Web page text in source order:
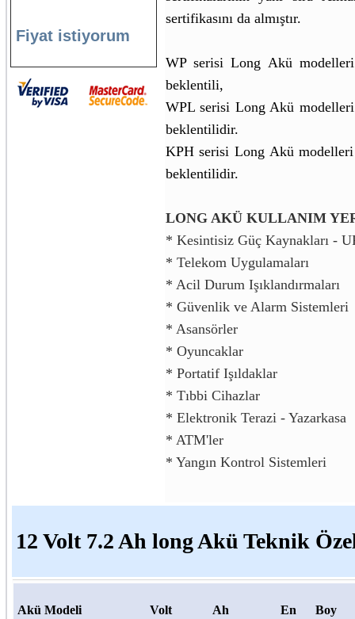
Fiyat istiyorum
sertifikasını da almıştır.
WP serisi Long Akü
beklentili,
WPL serisi Long Akü
beklentilidir.
KPH serisi Long Akü
beklentilidir.
LONG AKÜ KULLANIM
* Kesintisiz Güç Kaynakları -
* Telekom Uygulamaları
* Acil Durum Işıklandırmaları
* Güvenlik ve Alarm Sistemleri
* Asansörler
* Oyuncaklar
* Portatif Işıldaklar
* Tıbbi Cihazlar
* Elektronik Terazi - Yazarkasa
* ATM'ler
* Yangın Kontrol Sistemleri
12 Volt 7.2 Ah long Akü Teknik
Akü Modeli Volt Ah En Boy